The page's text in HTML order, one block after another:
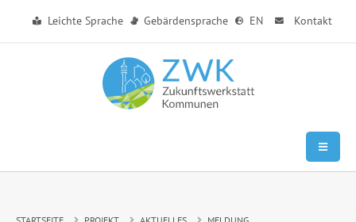
Leichte Sprache Gebärdensprache EN Kontakt